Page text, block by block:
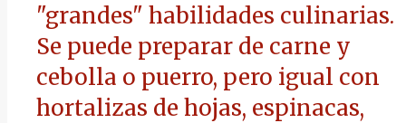
"grandes" habilidades culinarias.
Se puede preparar de carne y
cebolla o puerro, pero igual con
hortalizas de hojas, espinacas,